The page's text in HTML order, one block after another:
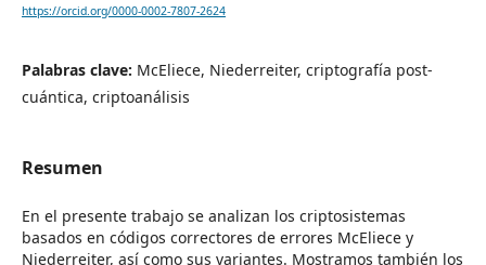
https://orcid.org/0000-0002-7807-2624
Palabras clave: McEliece, Niederreiter, criptografía post-
cuántica, criptoanálisis
Resumen
En el presente trabajo se analizan los criptosistemas
basados en códigos correctores de errores McEliece y
Niederreiter, así como sus variantes. Mostramos también los